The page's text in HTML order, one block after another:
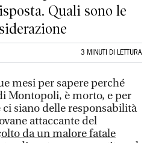
Quali sono le
3 MINUTI DI LETTURA
mesi per sapere perché
Montopoli, è morto, e per
ci siano delle responsabilità
attaccante del
olto da un malore fatale